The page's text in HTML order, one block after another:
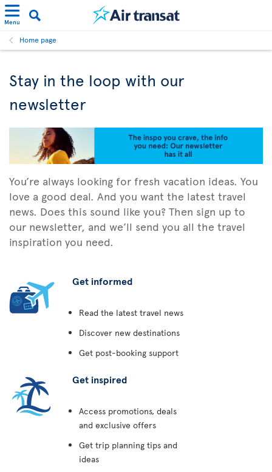
Menu
Home page
Stay in the loop with our
newsletter
You’re always looking for fresh vacation ideas. You
love a good deal. And you want the latest travel
news. Does this sound like you? Then sign up to
our newsletter, and we’ll send you all the travel
inspiration you need.
Get informed
Read the latest travel news
Discover new destinations
Get post-booking support
Get inspired
Access promotions, deals
and exclusive offers
Get trip planning tips and
ideas